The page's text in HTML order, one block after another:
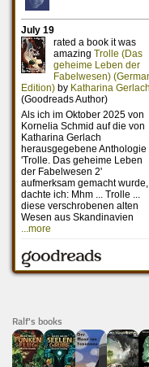
Ralf's books